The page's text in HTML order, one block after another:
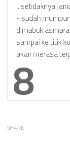
...setidaknya
- sudah
dimabuk
sampai ke titik
akan merasa
8
SHARE